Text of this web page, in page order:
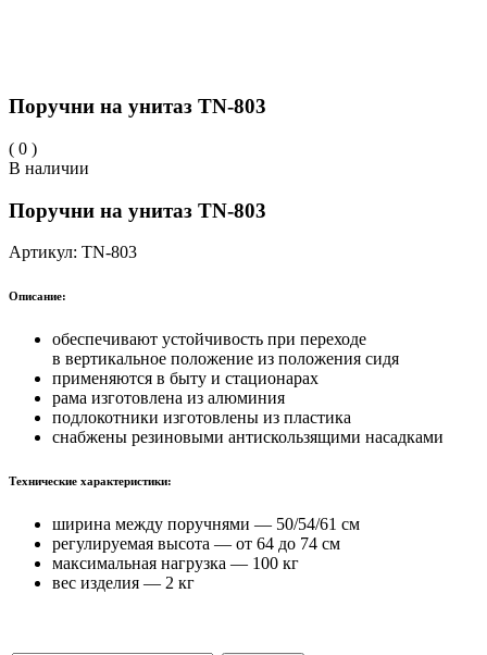
Поручни на унитаз TN-803
( 0 )
В наличии
Поручни на унитаз TN-803
Артикул: TN-803
Описание:
обеспечивают устойчивость при переходе
в вертикальное положение из положения сидя
применяются в быту и стационарах
рама изготовлена из алюминия
подлокотники изготовлены из пластика
снабжены резиновыми антискользящими насадками
Технические характеристики:
ширина между поручнями — 50/54/61 см
регулируемая высота — от 64 до 74 см
максимальная нагрузка — 100 кг
вес изделия — 2 кг